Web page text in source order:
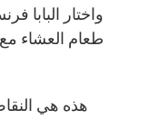
واختار البابا
طعام العشاء
هذه هي